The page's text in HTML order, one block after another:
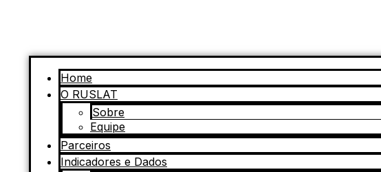
Home
O RUSLAT
Sobre
Equipe
Parceiros
Indicadores e Dados